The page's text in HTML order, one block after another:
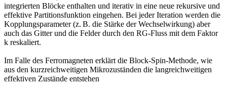
integrierten Blöcke enthalten und iterativ in eine neue rekursive und
effektive Partitionsfunktion eingehen. Bei jeder Iteration werden die
Kopplungsparameter (z. B. die Stärke der Wechselwirkung) aber
auch das Gitter und die Felder durch den RG-Fluss mit dem Faktor
k reskaliert.
Im Falle des Ferromagneten erklärt die Block-Spin-Methode, wie
aus den kurzreichweitigen Mikrozuständen die langreichweitigen
effektiven Zustände entstehen